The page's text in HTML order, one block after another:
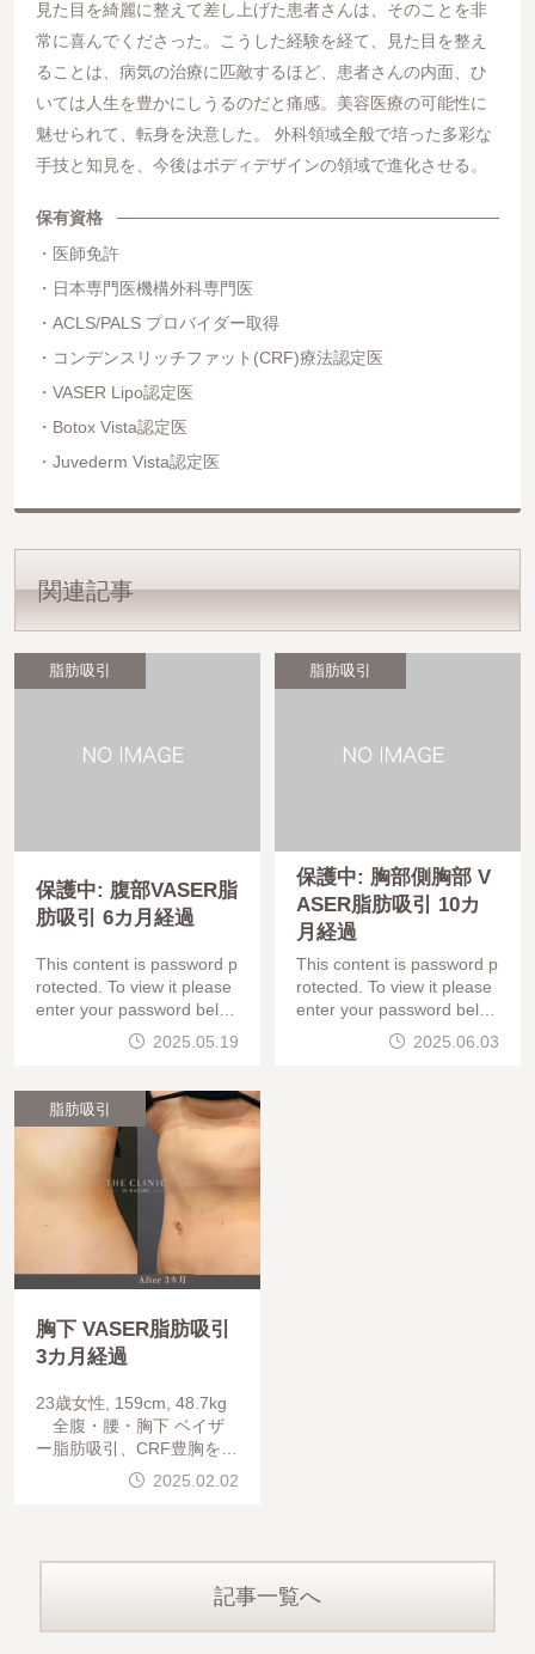
見た目を綺麗に整えて差し上げた患者さんは、そのことを非
常に喜んでくださった。こうした経験を経て、見た目を整え
ることは、病気の治療に匹敵するほど、患者さんの内面、ひ
いては人生を豊かにしうるのだと痛感。美容医療の可能性に
魅せられて、転身を決意した。 外科領域全般で培った多彩な
手技と知見を、今後はボディデザインの領域で進化させる。
保有資格
医師免許
日本専門医機構外科専門医
ACLS/PALS プロバイダー取得
コンデンスリッチファット(CRF)療法認定医
VASER Lipo認定医
Botox Vista認定医
Juvederm Vista認定医
関連記事
脂肪吸引
保護中: 腹部VASER脂
肪吸引 6カ月経過
This content is password p
rotected. To view it please
enter your password belo
w:パスワード
2025.05.19
脂肪吸引
保護中: 胸部側胸部 V
ASER脂肪吸引 10カ
月経過
This content is password p
rotected. To view it please
enter your password belo
w:パスワード
2025.06.03
脂肪吸引
胸下 VASER脂肪吸引
3カ月経過
23歳女性, 159cm, 48.7kg
全腹・腰・胸下 ベイザ
ー脂肪吸引、CRF豊胸を行
っています。術後 体重1.2
kg増加していますが、胸下
2025.02.02
記事一覧へ